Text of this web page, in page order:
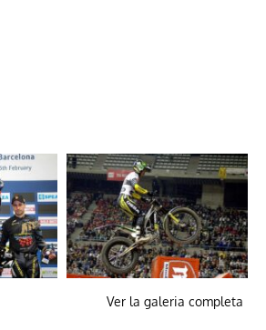
Ver la galeria completa